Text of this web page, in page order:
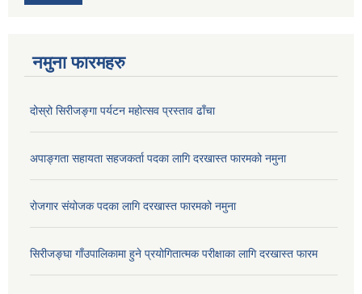
नमुना फारमहरु
दोस्रो सिरीजङ्गा पर्यटन महोत्सव प्रस्ताव ढाँचा
अपाङ्गता सहायता सहजकर्ता पदका लागि दरखास्त फारमको नमुना
रोजगार संयोजक पदका लागि दरखास्त फारमको नमुना
सिरीजङ्घा गाँउपालिकामा हुने प्रयोगितात्मक परीक्षाका लागि दरखास्त फारम